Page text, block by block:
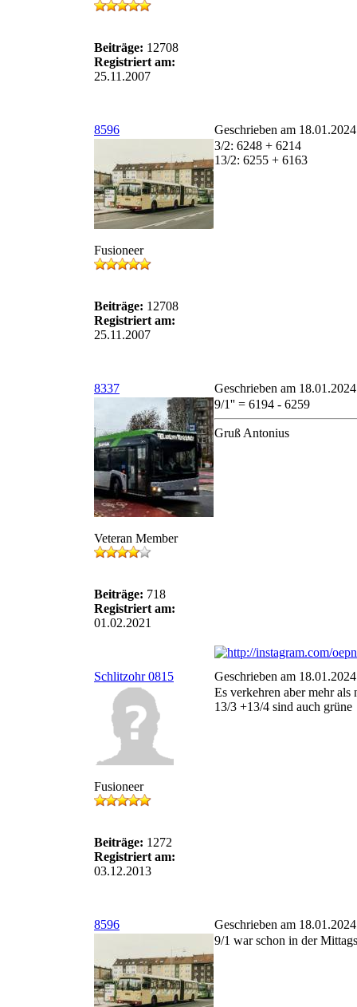
Beiträge: 12708
Registriert am:
25.11.2007
8596 Geschrieben am
Fusioneer
Beiträge: 12708
Registriert am:
25.11.2007
3/2: 6248 + 6214
13/2: 6255 + 6163
8337 Geschrieben am
Veteran Member
Beiträge: 718
Registriert am:
01.02.2021
9/1'' = 6194 - 6259
Gruß Antonius
Schlitzohr 0815 Geschrieben am
Fusioneer
Beiträge: 1272
Registriert am:
03.12.2013
Es verkehren aber mehr
13/3 +13/4 sind auch grüne
8596 Geschrieben am
9/1 war schon in der